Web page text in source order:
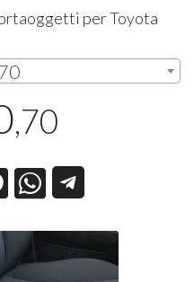
per Toyota
,70